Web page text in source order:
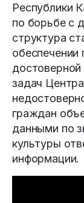
Республики
по борьбе с
структура
обеспечении
задач
граждан
данными по
культуры
информации.